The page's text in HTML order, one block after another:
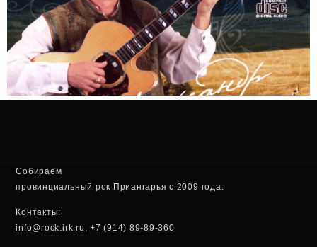
Собираем
провинциальный рок Приангарья с 2009 года.
Контакты:
info@rock.irk.ru, +7 (914) 89-89-360